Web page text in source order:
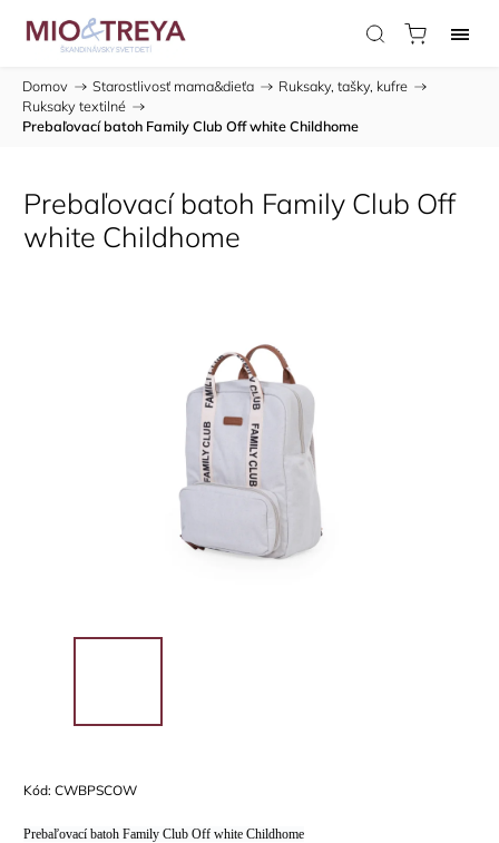
Domov / Starostlivosť mama&dieťa / Ruksaky, tašky, kufre /
Ruksaky textilné /
Prebaľovací batoh Family Club Off white Childhome
Prebaľovací batoh Family Club Off
white Childhome
Kód: CWBPSCOW
Prebaľovací batoh Family Club Off white Childhome